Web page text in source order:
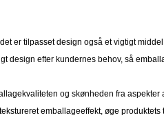
er tilpasset design også et vigtigt
efter kundernes behov, så
og skønheden fra
emballageeffekt, øge